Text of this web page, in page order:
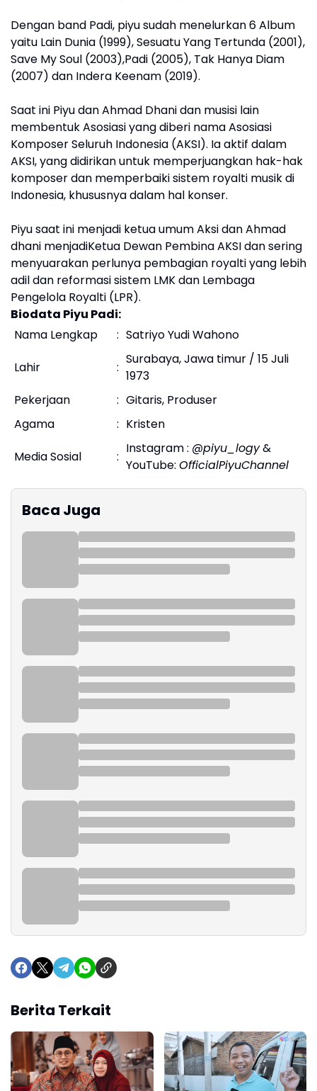
Dengan band Padi, piyu sudah menelurkan 6 Album
yaitu Lain Dunia (1999), Sesuatu Yang Tertunda (2001),
Save My Soul (2003),Padi (2005), Tak Hanya Diam
(2007) dan Indera Keenam (2019).
Saat ini Piyu dan Ahmad Dhani dan musisi lain
membentuk Asosiasi yang diberi nama Asosiasi
Komposer Seluruh Indonesia (AKSI). Ia aktif dalam
AKSI, yang didirikan untuk memperjuangkan hak-hak
komposer dan memperbaiki sistem royalti musik di
Indonesia, khususnya dalam hal konser.
Piyu saat ini menjadi ketua umum Aksi dan Ahmad
dhani menjadiKetua Dewan Pembina AKSI dan sering
menyuarakan perlunya pembagian royalti yang lebih
adil dan reformasi sistem LMK dan Lembaga
Pengelola Royalti (LPR).
Biodata Piyu Padi:
Nama Lengkap
: Satriyo Yudi Wahono
Lahir
:
Surabaya, Jawa timur / 15 Juli
1973
Pekerjaan
: Gitaris, Produser
Agama
: Kristen
Media Sosial
:
Instagram : @piyu_logy&
YouTube: OfficialPiyuChannel
Baca Juga
Berita Terkait